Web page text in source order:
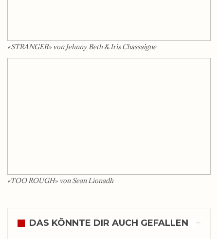
«STRANGER» von Jehnny Beth & Iris Chassaigne
«TOO ROUGH» von Sean Lìonadh
DAS KÖNNTE DIR AUCH GEFALLEN